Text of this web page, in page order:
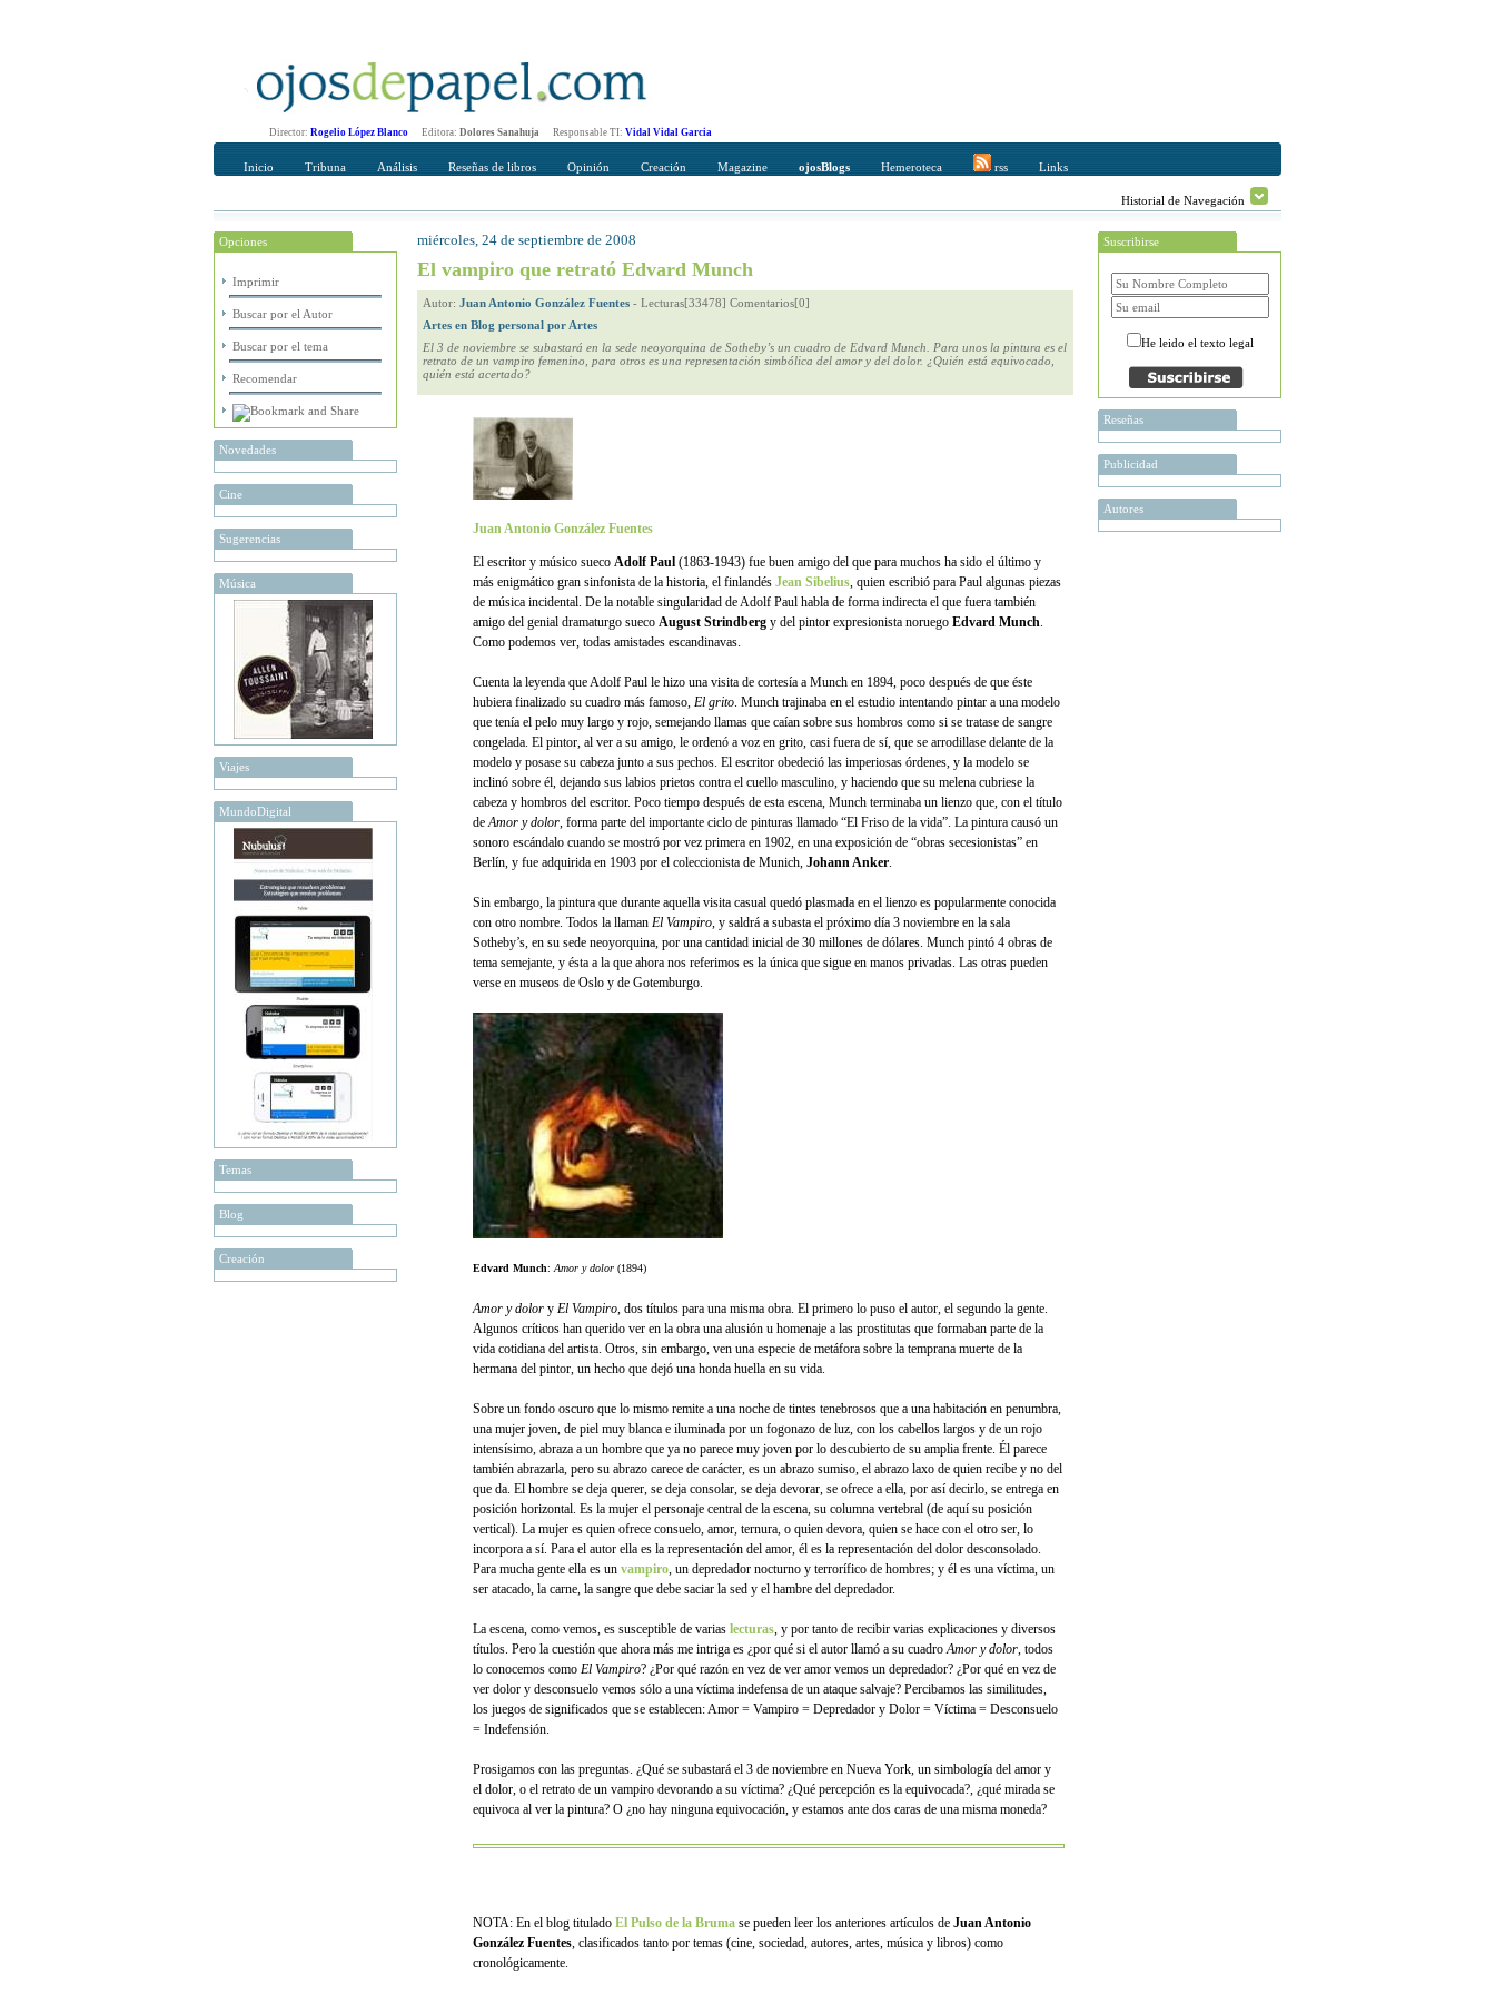
Director: Rogelio López Blanco Editora: Dolores Sanahuja Responsable TI: Vidal Vidal Garcia
Inicio Tribuna Análisis Reseñas de libros Opinión Creación Magazine ojosBlogs Hemeroteca rss Links
Historial de Navegación
Opciones
Imprimir
Buscar por el Autor
Buscar por el tema
Recomendar
Novedades
Cine
Sugerencias
Música
Viajes
MundoDigital
Temas
Blog
Creación
Recomendar
Su nombre Completo
miércoles, 24 de septiembre de 2008
El vampiro que retrató Edvard Munch
Autor: Juan Antonio González Fuentes - Lecturas[33478] Comentarios[0]
Artes en Blog personal por Artes
El 3 de noviembre se subastará en la sede neoyorquina de Sotheby’s un cuadro de Edvard Munch. Para unos la pintura es el
retrato de un vampiro femenino, para otros es una representación simbólica del amor y del dolor. ¿Quién está equivocado,
quién está acertado?
Juan Antonio González Fuentes
El escritor y músico sueco Adolf Paul (1863-1943) fue buen amigo del que para muchos ha sido el último y
más enigmático gran sinfonista de la historia, el finlandés Jean Sibelius, quien escribió para Paul algunas piezas
de música incidental. De la notable singularidad de Adolf Paul habla de forma indirecta el que fuera también
amigo del genial dramaturgo sueco August Strindberg y del pintor expresionista noruego Edvard Munch.
Como podemos ver, todas amistades escandinavas.
Cuenta la leyenda que Adolf Paul le hizo una visita de cortesía a Munch en 1894, poco después de que éste
hubiera finalizado su cuadro más famoso, El grito. Munch trajinaba en el estudio intentando pintar a una modelo
que tenía el pelo muy largo y rojo, semejando llamas que caían sobre sus hombros como si se tratase de sangre
congelada. El pintor, al ver a su amigo, le ordenó a voz en grito, casi fuera de sí, que se arrodillase delante de la
modelo y posase su cabeza junto a sus pechos. El escritor obedeció las imperiosas órdenes, y la modelo se
inclinó sobre él, dejando sus labios prietos contra el cuello masculino, y haciendo que su melena cubriese la
cabeza y hombros del escritor. Poco tiempo después de esta escena, Munch terminaba un lienzo que, con el título
deAmor y dolor, forma parte del importante ciclo de pinturas llamado “El Friso de la vida”. La pintura causó un
sonoro escándalo cuando se mostró por vez primera en 1902, en una exposición de “obras secesionistas” en
Berlín, y fue adquirida en 1903 por el coleccionista de Munich, Johann Anker.
Sin embargo, la pintura que durante aquella visita casual quedó plasmada en el lienzo es popularmente conocida
con otro nombre. Todos la llaman El Vampiro, y saldrá a subasta el próximo día 3 noviembre en la sala
Sotheby’s, en su sede neoyorquina, por una cantidad inicial de 30 millones de dólares. Munch pintó 4 obras de
tema semejante, y ésta a la que ahora nos referimos es la única que sigue en manos privadas. Las otras pueden
verse en museos de Oslo y de Gotemburgo.
Edvard Munch: Amor y dolor (1894)
Amor y dolor y El Vampiro, dos títulos para una misma obra. El primero lo puso el autor, el segundo la gente.
Algunos críticos han querido ver en la obra una alusión u homenaje a las prostitutas que formaban parte de la
vida cotidiana del artista. Otros, sin embargo, ven una especie de metáfora sobre la temprana muerte de la
hermana del pintor, un hecho que dejó una honda huella en su vida.
Sobre un fondo oscuro que lo mismo remite a una noche de tintes tenebrosos que a una habitación en penumbra,
una mujer joven, de piel muy blanca e iluminada por un fogonazo de luz, con los cabellos largos y de un rojo
intensísimo, abraza a un hombre que ya no parece muy joven por lo descubierto de su amplia frente. Él parece
también abrazarla, pero su abrazo carece de carácter, es un abrazo sumiso, el abrazo laxo de quien recibe y no del
que da. El hombre se deja querer, se deja consolar, se deja devorar, se ofrece a ella, por así decirlo, se entrega en
posición horizontal. Es la mujer el personaje central de la escena, su columna vertebral (de aquí su posición
vertical). La mujer es quien ofrece consuelo, amor, ternura, o quien devora, quien se hace con el otro ser, lo
incorpora a sí. Para el autor ella es la representación del amor, él es la representación del dolor desconsolado.
Para mucha gente ella es un vampiro, un depredador nocturno y terrorífico de hombres; y él es una víctima, un
ser atacado, la carne, la sangre que debe saciar la sed y el hambre del depredador.
La escena, como vemos, es susceptible de varias lecturas, y por tanto de recibir varias explicaciones y diversos
títulos. Pero la cuestión que ahora más me intriga es ¿por qué si el autor llamó a su cuadroAmor y dolor, todos
lo conocemos como El Vampiro? ¿Por qué razón en vez de ver amor vemos un depredador? ¿Por qué en vez de
ver dolor y desconsuelo vemos sólo a una víctima indefensa de un ataque salvaje? Percibamos las similitudes,
los juegos de significados que se establecen: Amor = Vampiro = Depredador y Dolor = Víctima = Desconsuelo
= Indefensión.
Prosigamos con las preguntas. ¿Qué se subastará el 3 de noviembre en Nueva York, un simbología del amor y
el dolor, o el retrato de un vampiro devorando a su víctima? ¿Qué percepción es la equivocada?, ¿qué mirada se
equivoca al ver la pintura? O ¿no hay ninguna equivocación, y estamos ante dos caras de una misma moneda?
NOTA: En el blog titulado El Pulso de la Bruma se pueden leer los anteriores artículos de Juan Antonio
González Fuentes, clasificados tanto por temas (cine, sociedad, autores, artes, música y libros) como
cronológicamente.
Suscribirse
He leido el texto legal
Reseñas
Publicidad
Autores